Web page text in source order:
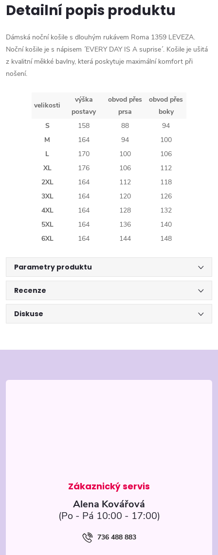
Detailní popis produktu
Dámská noční košile s dlouhým rukávem Roma 1359 LEVEZA.
Noční košile je s nápisem ´EVERY DAY IS A suprise´. Košile je ušitá
z kvalitní měkké bavlny, která poskytuje maximální komfort při
nošení.
velikosti
výška
postavy
obvod přes
prsa
obvod přes
boky
S
158 88
94
M
164 94
100
L
170 100
106
XL
176 106
112
2XL
164 112
118
3XL
164 120
126
4XL
164 128
132
5XL
164 136
140
6XL
164 144 148
Parametry produktu
Recenze
Diskuse
á
Alena Kovářová
736 488 883